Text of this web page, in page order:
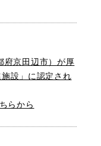
府京田辺市）が厚
設」に認定され
らから